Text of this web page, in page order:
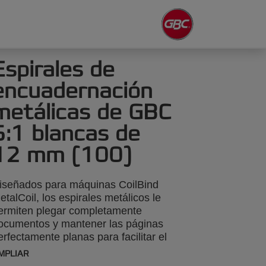
de
de GBC
blancas de
mm (100)
para máquinas CoilBind
los espirales metálicos le
plegar completamente
y mantener las páginas
planas para facilitar el
y la adición de notas.